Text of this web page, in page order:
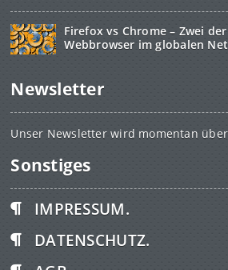
Firefox vs Chrome – Zwei
Webbrowser im globalen
Newsletter
Unser Newsletter wird momentan
Sonstiges
IMPRESSUM.
DATENSCHUTZ.